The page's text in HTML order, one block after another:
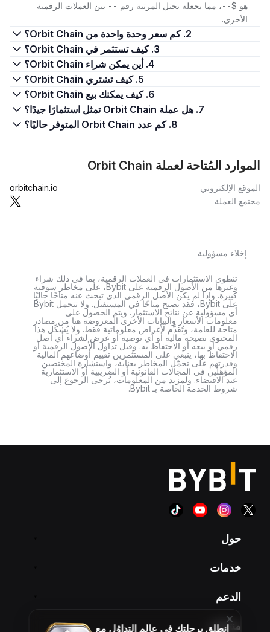
هو $--، مما يجعله يحتل المرتبة رقم -- بين العملات الرقمية
الأخرى.
2. كم سعر وحدة واحدة من Orbit Chain؟
3. كيف تستثمر في Orbit Chain؟
4. أين يمكن شراء Orbit Chain؟
5. كيف تشتري Orbit Chain؟
6. كيف يمكنك بيع Orbit Chain؟
7. هل عملة Orbit Chain تمثل استثمارًا جيدًا؟
8. كم عدد Orbit Chain المتوفر حاليًا؟
الموارد المُتاحة لعملة Orbit Chain
الموقع الإلكتروني
orbitchain.io
مجتمع العملة
إخلاء مسؤولية
تنطوي الاستثمارات في العملات الرقمية، بما في ذلك شراء
وغيرها من الأصول الرقمية على Bybit، على مخاطر سوقية
كبيرة. وإذا لم يكن الأصل الرقمي الذي تبحث عنه متاحًا حاليًا
على Bybit، فقد يصبح متاحًا في المستقبل. ولا تتحمل Bybit
أي مسؤولية عن نتائج الاستثمار. ويتم الحصول على
معلومات الأسعار والبيانات الأخرى المعروضة هنا من مصادر
متاحة للعامة، وتُقدَّم لأغراض معلوماتية فقط. ولا يُشكّل هذا
المحتوى نصيحة مالية أو أي توصية أو عرض لشراء أي أصل
رقمي أو بيعه أو الاحتفاظ به. وقبل تداول الأصول الرقمية أو
الاحتفاظ بها، ينبغي على المستثمرين تقييم أوضاعهم المالية
وقدرتهم على تحمّل المخاطر بعناية، واستشارة المختصين
المؤهلين في المجالات القانونية أو الضريبية أو الاستثمارية
عند الاقتضاء. ولمزيد من المعلومات، يُرجى الرجوع إلى
شروط الخدمة الخاصة بـ Bybit.
حول
خدمات
الدعم
منتجات
انطلِق برحلتك في عالم التداوُل مع